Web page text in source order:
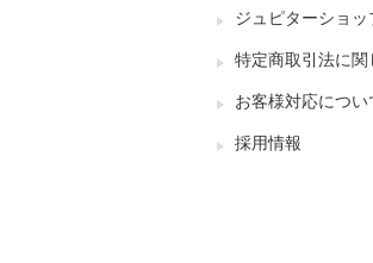
ジュピターショ
特定商取引法に関
お客様対応につい
採用情報